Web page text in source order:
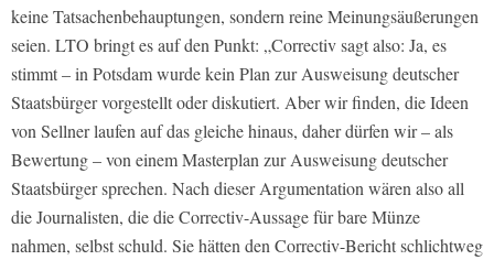
keine Tatsachenbehauptungen, sondern reine Meinungsäußerungen
seien. LTO bringt es auf den Punkt: „Correctiv sagt also: Ja, es
stimmt – in Potsdam wurde kein Plan zur Ausweisung deutscher
Staatsbürger vorgestellt oder diskutiert. Aber wir finden, die Ideen
von Sellner laufen auf das gleiche hinaus, daher dürfen wir – als
Bewertung – von einem Masterplan zur Ausweisung deutscher
Staatsbürger sprechen. Nach dieser Argumentation wären also all
die Journalisten, die die Correctiv-Aussage für bare Münze
nahmen, selbst schuld. Sie hätten den Correctiv-Bericht schlichtweg